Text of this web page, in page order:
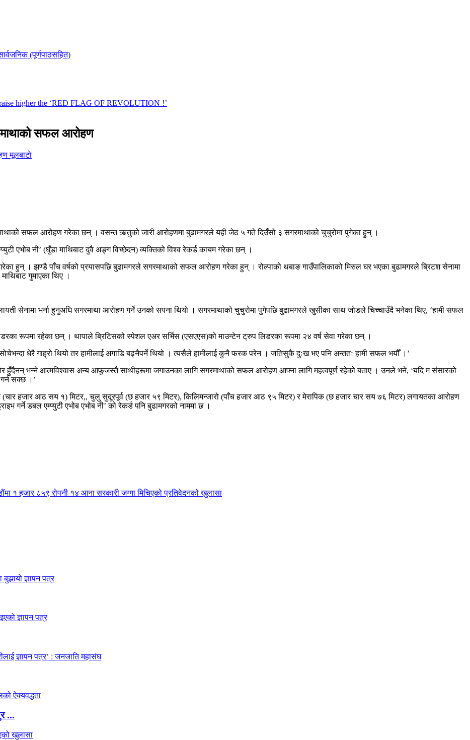
सफल आरोहण
मूलबाटाे
सफल आरोहण गरेका छन् । वसन्त ऋतुको जारी आरोहणमा बुढामगरले यही जेठ ५ गते दिउँसो ३ सगरमाथाको चुचुरोमा पुगेका हुन् ।
एभोब नी’ (घुँडा माथिबाट दुवै अङ्ग विच्छेदन) व्यक्तिको विश्व रेकर्ड कायम गरेका छन् ।
हुन् । झण्डै पाँच वर्षको प्रयासपछि बुढामगरले सगरमाथाको सफल आरोहण गरेका हुन् । रोल्पाको थबाङ गाउँपालिकाको मिरुल घर भएका बुढामगरले ब्रिटश सेनामा
गुमाएका थिए ।
सेनामा भर्ना हुनुअघि सगरमाथा आरोहण गर्ने उनको सपना थियो । सगरमाथाको चुचुरोमा पुगेपछि बुढामगरले खुसीका साथ जोडले चिच्चाउँदै भनेका थिए, ‘हामी सफल
रूपमा रहेका छन् । थापाले ब्रिटिसको स्पेशल एअर सर्भिस (एसएएस)को माउन्टेन ट्रुप लिडरका रूपमा २४ वर्ष सेवा गरेका छन् ।
धेरै गाह्रो थियो तर हामीलाई अगाडि बढ्नैपर्ने थियो । त्यसैले हामीलाई कुनै फरक परेन । जतिसुकै दुःख भए पनि अन्ततः हामी सफल भयौँ ।’
हुँदैनन् भन्ने आत्मविश्वास अन्य आफूजस्तै साथीहरूमा जगाउनका लागि सगरमाथाको सफल आरोहण आफ्ना लागि महत्वपूर्ण रहेको बताए । उनले भने, ‘यदि म संसारको
सक्छ ।’
(चार हजार आठ सय १) मिटर,, चुलु सुदूरपूर्व (छ हजार ५९ मिटर), किलिमन्जारो (पाँच हजार आठ ९५ मिटर) र मेरापिक (छ हजार चार सय ७६ मिटर) लगायतका आरोहण
गर्ने डबल एम्प्युटी एभोब एभोब नी’ को रेकर्ड पनि बुढामगरको नाममा छ ।
१ हजार ८५९ रोपनी १४ आना सरकारी जग्गा मिचिएको प्रतिवेदनको खुलासा
...